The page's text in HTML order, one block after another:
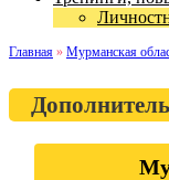
Главная » Мурманская